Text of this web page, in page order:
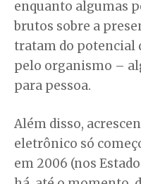
enquanto algumas
brutos sobre a
tratam do potencial
pelo organismo –
para pessoa.
Além disso,
eletrônico só
em 2006 (nos